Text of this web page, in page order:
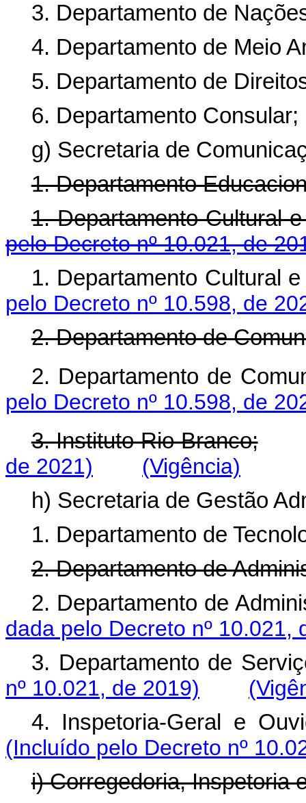
3. Departamento de
4. Departamento de Meio
5. Departamento de
6. Departamento Consular;
g) Secretaria de
1. Departamento
1. Departamento
pelo Decreto nº 10.021, de
1. Departamento
pelo Decreto nº 10.598, de
2. Departamento de
2. Departamento de
pelo Decreto nº 10.598, de
3. Instituto Rio Branco;
de 2021)
(Vigência)
h) Secretaria de Gestão
1. Departamento de
2. Departamento de
2. Departamento de
dada pelo Decreto nº 10.021,
3. Departamento de
nº 10.021, de 2019)
4. Inspetoria-Geral e
(Incluído pelo Decreto nº
i) Corregedoria, Inspetoria